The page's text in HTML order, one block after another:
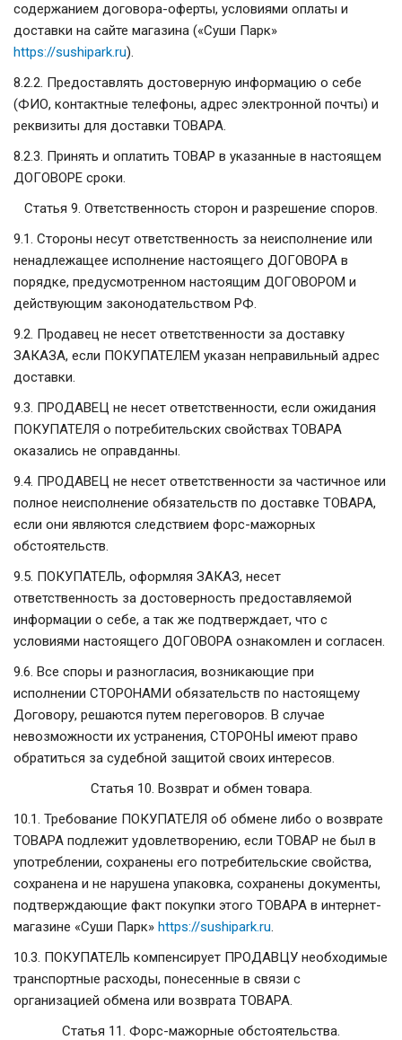
содержанием договора-оферты, условиями оплаты и
доставки на сайте магазина («Суши Парк»
https://sushipark.ru).
8.2.2. Предоставлять достоверную информацию о себе
(ФИО, контактные телефоны, адрес электронной почты) и
реквизиты для доставки ТОВАРА.
8.2.3. Принять и оплатить ТОВАР в указанные в настоящем
ДОГОВОРЕ сроки.
Статья 9. Ответственность сторон и разрешение споров.
9.1. Стороны несут ответственность за неисполнение или
ненадлежащее исполнение настоящего ДОГОВОРА в
порядке, предусмотренном настоящим ДОГОВОРОМ и
действующим законодательством РФ.
9.2. Продавец не несет ответственности за доставку
ЗАКАЗА, если ПОКУПАТЕЛЕМ указан неправильный адрес
доставки.
9.3. ПРОДАВЕЦ не несет ответственности, если ожидания
ПОКУПАТЕЛЯ о потребительских свойствах ТОВАРА
оказались не оправданны.
9.4. ПРОДАВЕЦ не несет ответственности за частичное или
полное неисполнение обязательств по доставке ТОВАРА,
если они являются следствием форс-мажорных
обстоятельств.
9.5. ПОКУПАТЕЛЬ, оформляя ЗАКАЗ, несет
ответственность за достоверность предоставляемой
информации о себе, а так же подтверждает, что с
условиями настоящего ДОГОВОРА ознакомлен и согласен.
9.6. Все споры и разногласия, возникающие при
исполнении СТОРОНАМИ обязательств по настоящему
Договору, решаются путем переговоров. В случае
невозможности их устранения, СТОРОНЫ имеют право
обратиться за судебной защитой своих интересов.
Статья 10. Возврат и обмен товара.
10.1. Требование ПОКУПАТЕЛЯ об обмене либо о возврате
ТОВАРА подлежит удовлетворению, если ТОВАР не был в
употреблении, сохранены его потребительские свойства,
сохранена и не нарушена упаковка, сохранены документы,
подтверждающие факт покупки этого ТОВАРА в интернет-
магазине «Суши Парк» https://sushipark.ru.
10.3. ПОКУПАТЕЛЬ компенсирует ПРОДАВЦУ необходимые
транспортные расходы, понесенные в связи с
организацией обмена или возврата ТОВАРА.
Статья 11. Форс-мажорные обстоятельства.